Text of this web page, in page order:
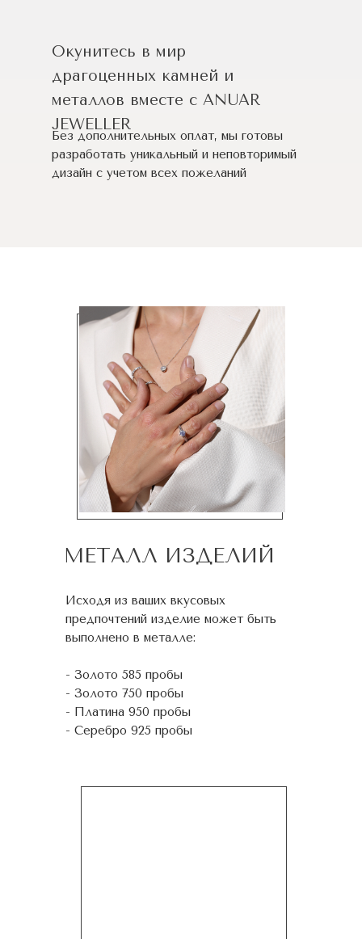
Окунитесь в мир
драгоценных камней и
металлов вместе с ANUAR
JEWELLER
Без дополнительных оплат, мы готовы
разработать уникальный и неповторимый
дизайн c учетом всех пожеланий
МЕТАЛЛ ИЗДЕЛИЙ
Исходя из ваших вкусовых
предпочтений изделие может быть
выполнено в металле:
- Золото 585 пробы
- Золото 750 пробы
- Платина 950 пробы
- Серебро 925 пробы